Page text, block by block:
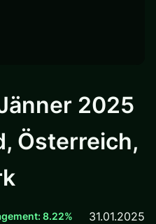
2025
Österreich,
8.22% 31.01.2025